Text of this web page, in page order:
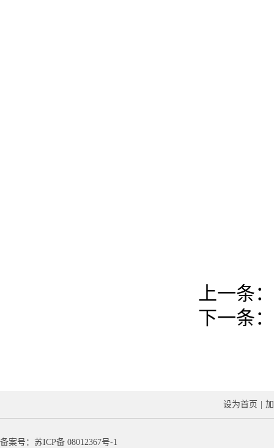
上一条：
下一条：
设为首页
备案号： 苏ICP备 08012367号-1